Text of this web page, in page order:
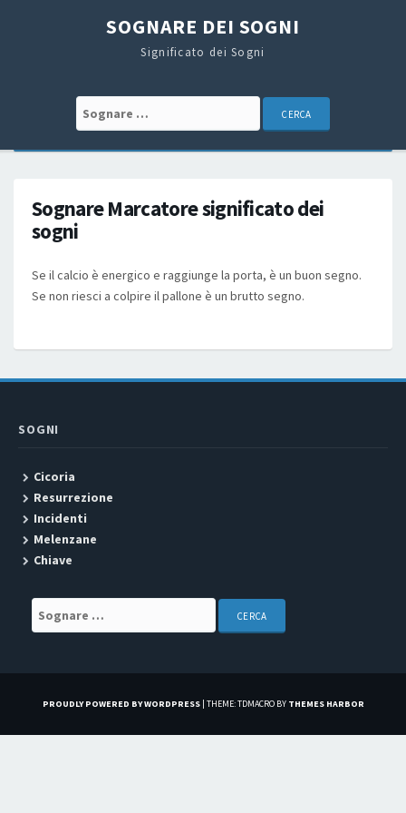
SOGNARE DEI SOGNI
Significato dei Sogni
Search for:
Sognare Marcatore significato dei
sogni
Se il calcio è energico e raggiunge la porta, è un buon segno.
Se non riesci a colpire il pallone è un brutto segno.
SOGNI
Cicoria
Resurrezione
Incidenti
Melenzane
Chiave
Search for:
PROUDLY POWERED BY WORDPRESS | THEME: TDMACRO BY THEMES HARBOR